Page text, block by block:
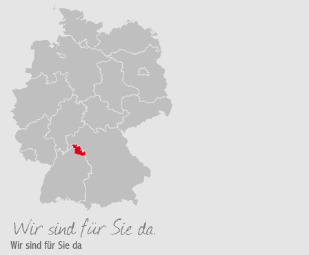
Wir sind für Sie da